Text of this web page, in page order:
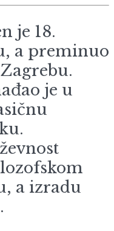
je 18.
a preminuo
je u
a izradu